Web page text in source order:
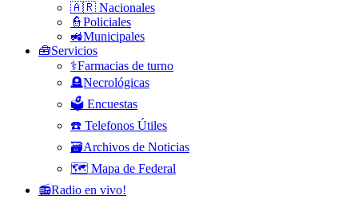
🇦🇷 Nacionales
👮Policiales
🚜Municipales
🧰Servicios
⚕️Farmacias de turno
🪦Necrológicas
🗳️ Encuestas
☎️ Telefonos Útiles
🗃️Archivos de Noticias
🗺️ Mapa de Federal
📻Radio en vivo!